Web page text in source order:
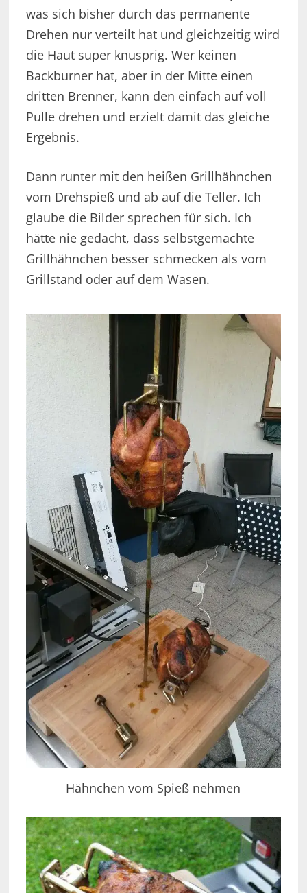
was sich bisher durch das permanente
Drehen nur verteilt hat und gleichzeitig wird
die Haut super knusprig. Wer keinen
Backburner hat, aber in der Mitte einen
dritten Brenner, kann den einfach auf voll
Pulle drehen und erzielt damit das gleiche
Ergebnis.
Dann runter mit den heißen Grillhähnchen
vom Drehspieß und ab auf die Teller. Ich
glaube die Bilder sprechen für sich. Ich
hätte nie gedacht, dass selbstgemachte
Grillhähnchen besser schmecken als vom
Grillstand oder auf dem Wasen.
Hähnchen vom Spieß nehmen